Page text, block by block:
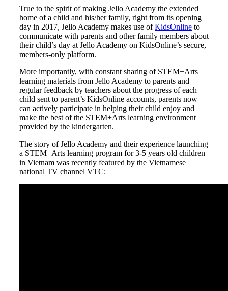
True to the spirit of making Jello Academy the extended
home of a child and his/her family, right from its opening
day in 2017, Jello Academy makes use ofKidsOnline to
communicate with parents and other family members about
their child’s day at Jello Academy on KidsOnline’s secure,
members-only platform.
More importantly, with constant sharing of STEM+Arts
learning materials from Jello Academy to parents and
regular feedback by teachers about the progress of each
child sent to parent’s KidsOnline accounts, parents now
can actively participate in helping their child enjoy and
make the best of the STEM+Arts learning environment
provided by the kindergarten.
The story of Jello Academy and their experience launching
a STEM+Arts learning program for 3-5 years old children
in Vietnam was recently featured by the Vietnamese
national TV channel VTC: